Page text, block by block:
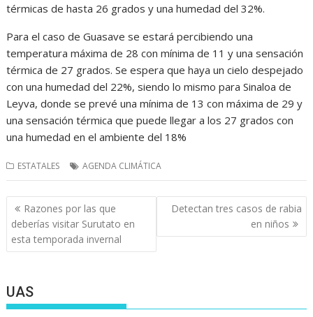
térmicas de hasta 26 grados y una humedad del 32%.
Para el caso de Guasave se estará percibiendo una
temperatura máxima de 28 con mínima de 11 y una sensación
térmica de 27 grados. Se espera que haya un cielo despejado
con una humedad del 22%, siendo lo mismo para Sinaloa de
Leyva, donde se prevé una mínima de 13 con máxima de 29 y
una sensación térmica que puede llegar a los 27 grados con
una humedad en el ambiente del 18%
ESTATALES AGENDA CLIMÁTICA
Navegación
de
entradas
Razones por las que
deberías visitar Surutato en
esta temporada invernal
Detectan tres casos de rabia
en niños
UAS